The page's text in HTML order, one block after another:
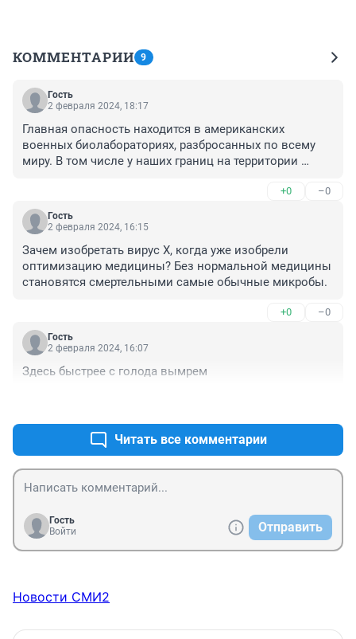
КОММЕНТАРИИ 9
Гость
2 февраля 2024, 18:17
Главная опасность находится в американских
военных биолабораториях, разбросанных по всему
миру. В том числе у наших границ на территории
+0 –0
Гость
2 февраля 2024, 16:15
Зачем изобретать вирус Х, когда уже изобрели
оптимизацию медицины? Без нормальной медицины
становятся смертельными самые обычные микробы.
+0 –0
Гость
2 февраля 2024, 16:07
Здесь быстрее с голода вымрем
Читать все комментарии
Гость
Войти
Отправить
Новости СМИ2